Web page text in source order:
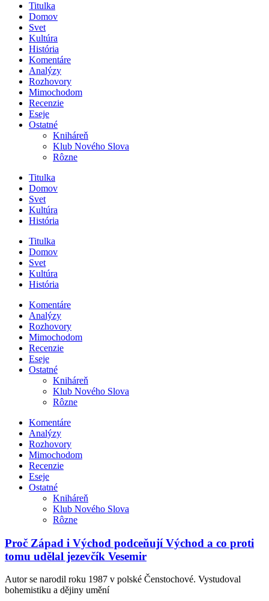
Titulka
Domov
Svet
Kultúra
História
Komentáre
Analýzy
Rozhovory
Mimochodom
Recenzie
Eseje
Ostatné
Kniháreň
Klub Nového Slova
Rôzne
Titulka
Domov
Svet
Kultúra
História
Titulka
Domov
Svet
Kultúra
História
Komentáre
Analýzy
Rozhovory
Mimochodom
Recenzie
Eseje
Ostatné
Kniháreň
Klub Nového Slova
Rôzne
Komentáre
Analýzy
Rozhovory
Mimochodom
Recenzie
Eseje
Ostatné
Kniháreň
Klub Nového Slova
Rôzne
Proč Západ i Východ podceňují Východ a co proti
tomu udělal jezevčík Vesemir
Autor se narodil roku 1987 v polské Čenstochové. Vystudoval
bohemistiku a dějiny umění